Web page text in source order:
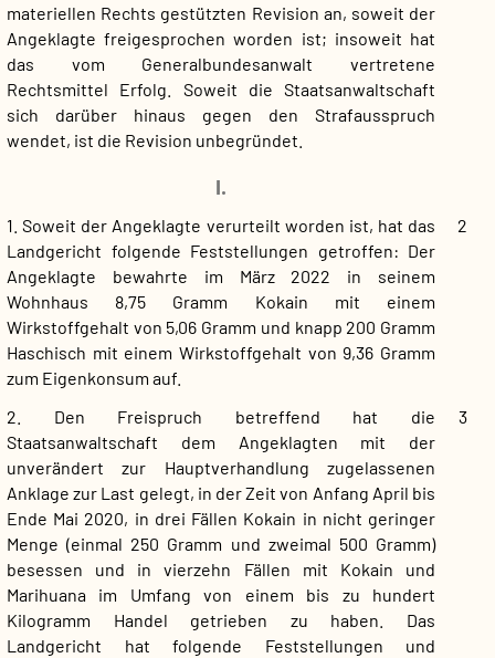
materiellen Rechts gestützten Revision an, soweit der
Angeklagte freigesprochen worden ist; insoweit hat
das vom Generalbundesanwalt vertretene
Rechtsmittel Erfolg. Soweit die Staatsanwaltschaft
sich darüber hinaus gegen den Strafausspruch
wendet, ist die Revision unbegründet.
I.
2
1. Soweit der Angeklagte verurteilt worden ist, hat das
Landgericht folgende Feststellungen getroffen: Der
Angeklagte bewahrte im März 2022 in seinem
Wohnhaus 8,75 Gramm Kokain mit einem
Wirkstoffgehalt von 5,06 Gramm und knapp 200 Gramm
Haschisch mit einem Wirkstoffgehalt von 9,36 Gramm
zum Eigenkonsum auf.
3
2. Den Freispruch betreffend hat die
Staatsanwaltschaft dem Angeklagten mit der
unverändert zur Hauptverhandlung zugelassenen
Anklage zur Last gelegt, in der Zeit von Anfang April bis
Ende Mai 2020, in drei Fällen Kokain in nicht geringer
Menge (einmal 250 Gramm und zweimal 500 Gramm)
besessen und in vierzehn Fällen mit Kokain und
Marihuana im Umfang von einem bis zu hundert
Kilogramm Handel getrieben zu haben. Das
Landgericht hat folgende Feststellungen und